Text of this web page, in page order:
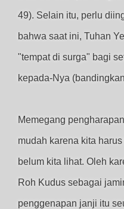
49). Selain itu, perlu
bahwa saat ini, Tuhan
"tempat di surga" bagi
kepada-Nya
Memegang
mudah karena kita
belum kita lihat. Oleh
Roh Kudus sebagai
penggenapan janji itu